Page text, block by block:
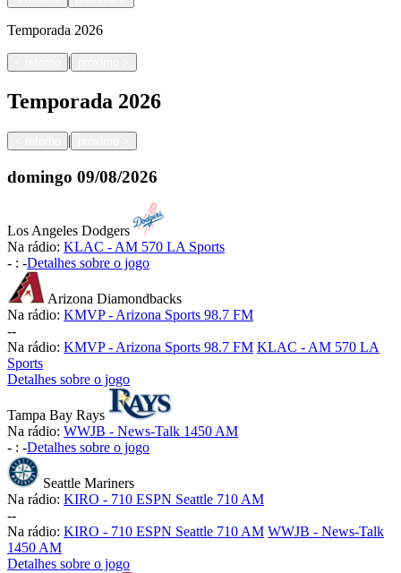
Temporada 2026
|
Temporada 2026
|
domingo 09/08/2026
Los Angeles Dodgers
Na rádio: KLAC - AM 570 LA Sports
- : -Detalhes sobre o jogo
Arizona Diamondbacks
Na rádio: KMVP - Arizona Sports 98.7 FM
--
Na rádio: KMVP - Arizona Sports 98.7 FM KLAC - AM 570 LA
Sports
Detalhes sobre o jogo
Tampa Bay Rays
Na rádio: WWJB - News-Talk 1450 AM
- : -Detalhes sobre o jogo
Seattle Mariners
Na rádio: KIRO - 710 ESPN Seattle 710 AM
--
Na rádio: KIRO - 710 ESPN Seattle 710 AM WWJB - News-Talk
1450 AM
Detalhes sobre o jogo